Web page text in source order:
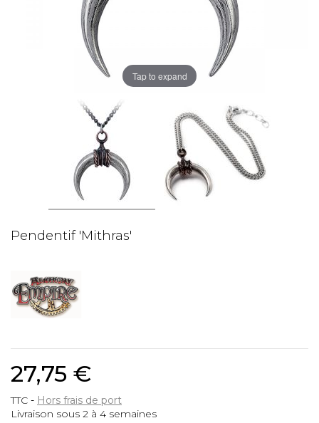
Tap to expand
Pendentif 'Mithras'
27,75 €
TTC
Hors frais de port
Livraison sous 2 à 4 semaines